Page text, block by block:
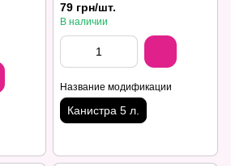
79 грн/шт.
В наличии
Название модификации
Канистра 5 л.